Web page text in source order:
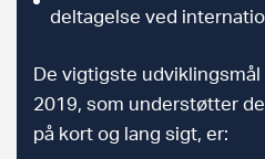
deltagelse ved
De vigtigste
2019, som understøtter
på kort og lang sigt, er: